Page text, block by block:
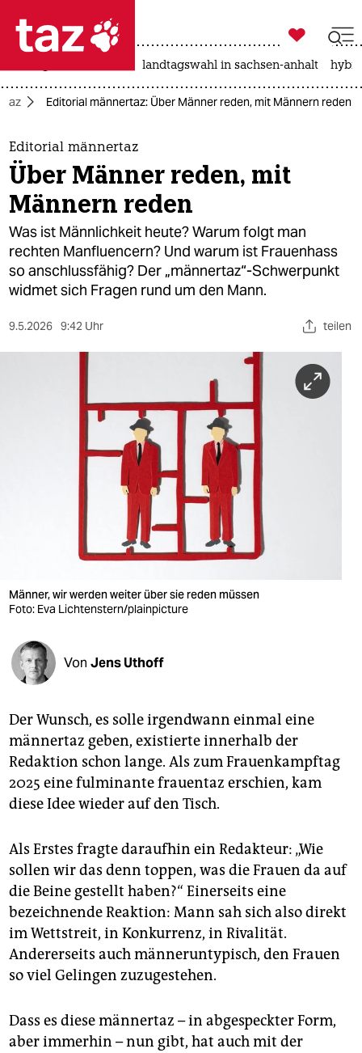
 taz zahl ich
taz zahl ich
themen
politik
öko
gesellschaft
kultur
sport
fragen & hilfe
abo
epaper login

taz zahl ich
landtagswahl in sachsen-anhalt
Editorial männertaz: Über Männer reden, mit Männern reden
Editorial männertaz
Über Männer reden, mit
Männern reden
Was ist Männlichkeit heute? Warum folgt man
rechten Manfluencern? Und warum ist Frauenhass
so anschlussfähig? Der „männertaz“-Schwerpunkt
widmet sich Fragen rund um den Mann.
9.5.2026 9:42 Uhr teilen
Männer, wir werden weiter über sie reden müssen
Foto: Eva Lichtenstern/plainpicture
Von Jens Uthoff
Der Wunsch, es solle irgendwann einmal eine
männertaz geben, existierte innerhalb der
Redaktion schon lange. Als zum Frauenkampftag
2025 eine fulminante frauentaz erschien, kam
diese Idee wieder auf den Tisch.
Als Erstes fragte daraufhin ein Redakteur: „Wie
sollen wir das denn toppen, was die Frauen da auf
die Beine gestellt haben?“ Einerseits eine
bezeichnende Reaktion: Mann sah sich also direkt
im Wettstreit, in Konkurrenz, in Rivalität.
Andererseits auch männeruntypisch, den Frauen
so viel Gelingen zuzugestehen.
Dass es diese männertaz – in abgespeckter Form,
aber immerhin – nun gibt, hat auch mit der